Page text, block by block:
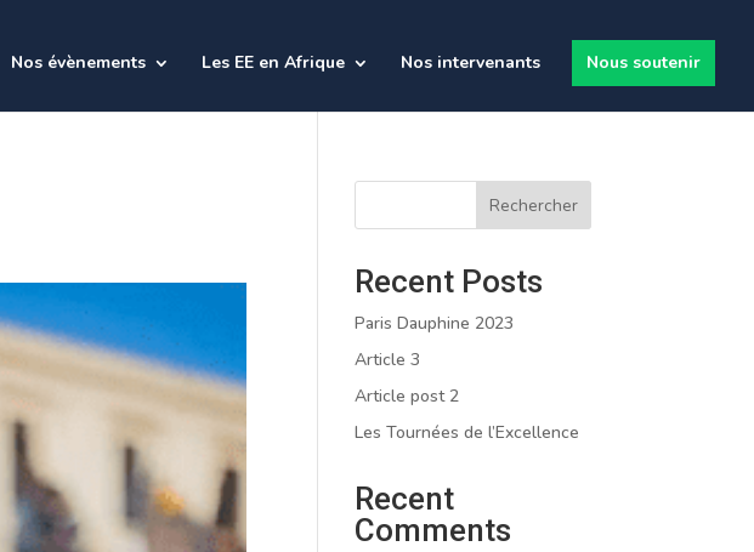
Nos évènements Les EE en Afrique Nos intervenants Nous soutenir
Rechercher
Recent Posts
Paris Dauphine 2023
Article 3
Article post 2
Les Tournées de l’Excellence
Recent
Comments